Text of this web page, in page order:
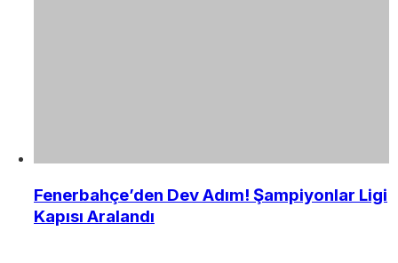
Fenerbahçe’den Dev Adım! Şampiyonlar Ligi
Kapısı Aralandı